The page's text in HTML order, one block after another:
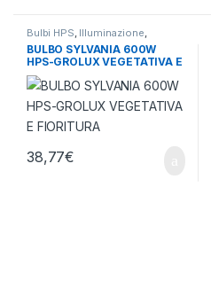
Bulbi HPS Illuminazione
Lampade Orticultura
BULBO SYLVANIA 600W
HPS-GROLUX VEGETATIVA E
FIORITURA
38,77€